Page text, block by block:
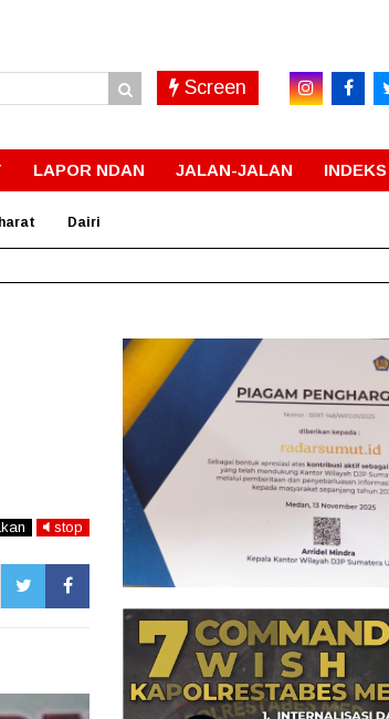
Screen
LAPOR NDAN JALAN-JALAN INDEKS
Dairi
stop